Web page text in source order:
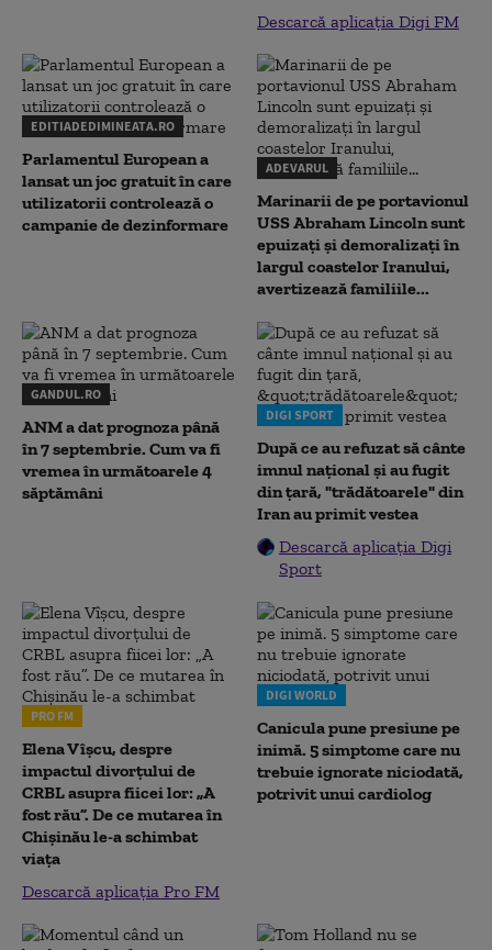
Descarcă aplicația Digi FM
EDITIADEDIMINEATA.RO
Parlamentul European a
lansat un joc gratuit în care
utilizatorii controlează o
campanie de dezinformare
ADEVARUL
Marinarii de pe portavionul
USS Abraham Lincoln sunt
epuizați și demoralizați în
largul coastelor Iranului,
avertizează familiile...
GANDUL.RO
ANM a dat prognoza până
în 7 septembrie. Cum va fi
vremea în următoarele 4
săptămâni
DIGI SPORT
După ce au refuzat să cânte
imnul naţional şi au fugit
din ţară, "trădătoarele" din
Iran au primit vestea
Descarcă aplicația Digi
Sport
PRO FM
Elena Vîșcu, despre
impactul divorțului de
CRBL asupra fiicei lor: „A
fost rău”. De ce mutarea în
Chișinău le-a schimbat
viața
Descarcă aplicația Pro FM
DIGI WORLD
Canicula pune presiune pe
inimă. 5 simptome care nu
trebuie ignorate niciodată,
potrivit unui cardiolog